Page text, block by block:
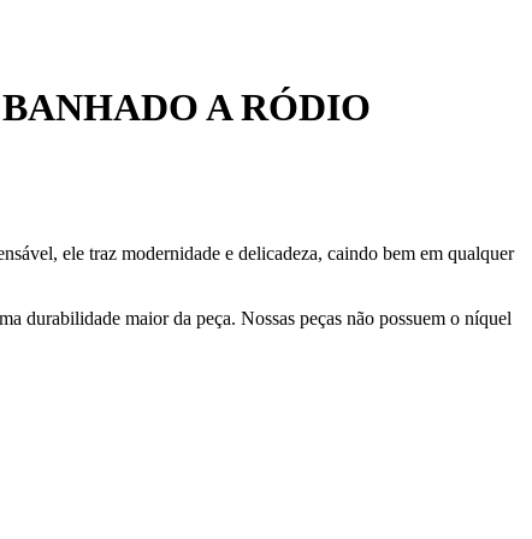
A RÓDIO
ele traz modernidade e delicadeza, caindo bem em qualquer
durabilidade maior da peça. Nossas peças não possuem o níquel